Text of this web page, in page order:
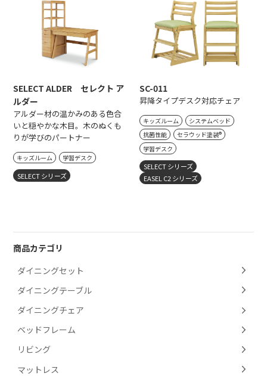
商品カテゴリ
ダイニングセット
ダイニングテーブル
ダイニングチェア
ベッドフレーム
リビング
マットレス
SELECT ALDER セレクト ア
ルダー
アルダー材の温かみのある色合
いと穏やかな木目。木のぬくも
りが学びのパートナー
キッズルーム 学習デスク
SELECT シリーズ
SC-011
昇降タイプデスク対応チェア
キッズルーム
システムベッド
抗菌性能
セラウッド塗装®
学習デスク
SELECT シリーズ
EASEL C2 シリーズ